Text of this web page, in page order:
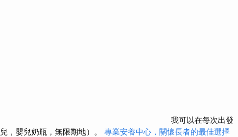
我可以在每次出發
，嬰兒奶瓶，無限期地）。 專業安養中心，關懷長者的最佳選擇